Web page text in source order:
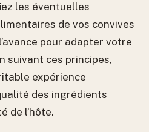
les éventuelles
de vos convives
pour adapter votre
suivant ces principes,
expérience
des ingrédients
de l’hôte.